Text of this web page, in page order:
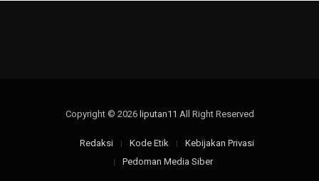
Copyright © 2026 liputan11 All Right Reserved
Redaksi Kode Etik
Kebijakan Privasi
Pedoman Media Siber